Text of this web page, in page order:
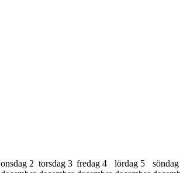
onsdag 2 torsdag 3 fredag 4
lördag 5